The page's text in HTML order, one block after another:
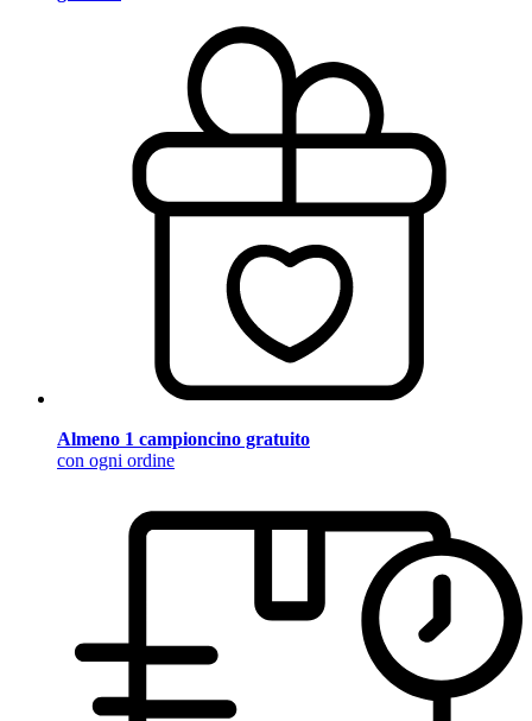
Almeno 1 campioncino gratuito
con ogni ordine